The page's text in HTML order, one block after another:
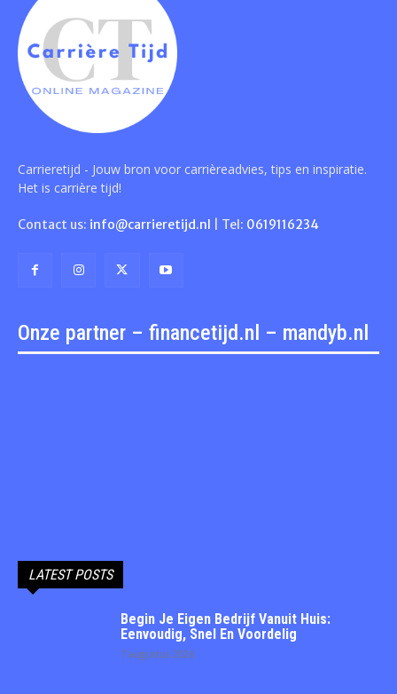
Carrieretijd - Jouw bron voor carrièreadvies, tips en inspiratie.
Het is carrière tijd!
Contact us: info@carrieretijd.nl | Tel: 0619116234
Onze partner – financetijd.nl – mandyb.nl
LATEST POSTS
Begin Je Eigen Bedrijf Vanuit Huis:
Eenvoudig, Snel En Voordelig
7 augustus 2026